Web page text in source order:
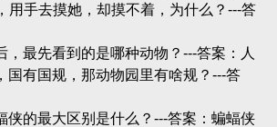
用手去摸她，却摸不着，为什么？---答
，最先看到的是哪种动物？---答案：人
国有国规，那动物园里有啥规？---答
侠的最大区别是什么？---答案：蝙蝠侠